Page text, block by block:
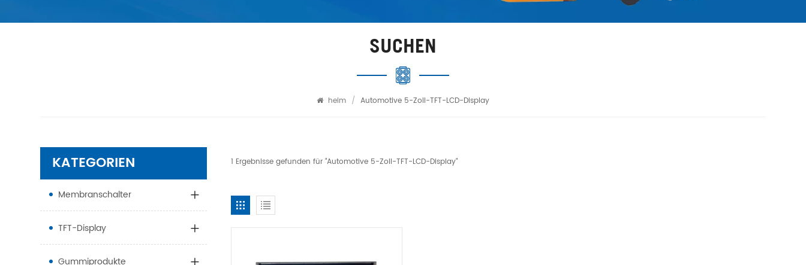
SUCHEN
heim / Automotive 5-Zoll-TFT-LCD-Display
1 Ergebnisse gefunden für "Automotive 5-Zoll-TFT-LCD-Display"
KATEGORIEN
Membranschalter
TFT-Display
Gummiprodukte